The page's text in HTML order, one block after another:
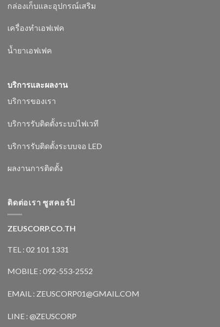
กล่องเก็บและอุปกรณ์เสริม
เครื่องทำเอฟเฟค
น้ำยาเอฟเฟค
บริการและผลงาน
บริการของเรา
บริการรับติดตั้งระบบไฟเวที
บริการรับติดตั้งระบบจอ LED
ผลงานการติดตั้ง
ติดต่อเรา ซูสคอร์ป
ZEUSCORP.CO.TH
TEL : 02 101 1331
MOBILE : 092-553-2552
EMAIL : ZEUSCORP01@GMAIL.COM
LINE : @ZEUSCORP